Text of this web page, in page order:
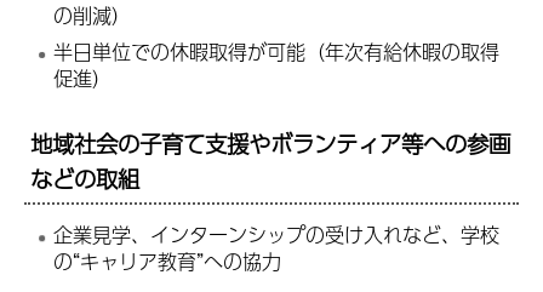
の削減）
半日単位での休暇取得が可能（年次有給休暇の取得
促進）
地域社会の子育て支援やボランティア等への参画
などの取組
企業見学、インターンシップの受け入れなど、学校
の“キャリア教育”への協力